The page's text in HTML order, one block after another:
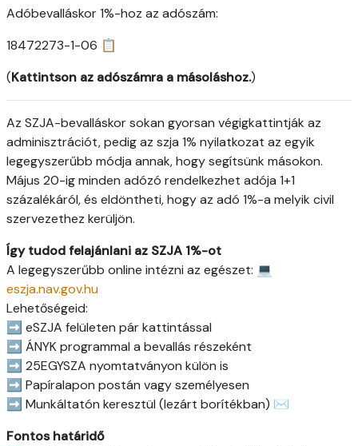
Adóbevalláskor 1%-hoz az adószám:
18472273-1-06 📋
(Kattintson az adószámra a másoláshoz.)
Az SZJA-bevalláskor sokan gyorsan végigkattintják az
adminisztrációt, pedig az szja 1% nyilatkozat az egyik
legegyszerűbb módja annak, hogy segítsünk másokon.
Május 20-ig minden adózó rendelkezhet adója 1+1
százalékáról, és eldöntheti, hogy az adó 1%-a melyik civil
szervezethez kerüljön.
Így tudod felajánlani az SZJA 1%-ot
A legegyszerűbb online intézni az egészet: 💻
eszja.nav.gov.hu
Lehetőségeid:
➡ eSZJA felületen pár kattintással
➡ ÁNYK programmal a bevallás részeként
➡ 25EGYSZA nyomtatványon külön is
➡ Papíralapon postán vagy személyesen
➡ Munkáltatón keresztül (lezárt borítékban) ✉
Fontos határidő